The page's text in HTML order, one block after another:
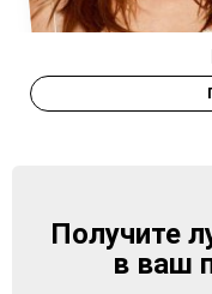
Получите
в ваш